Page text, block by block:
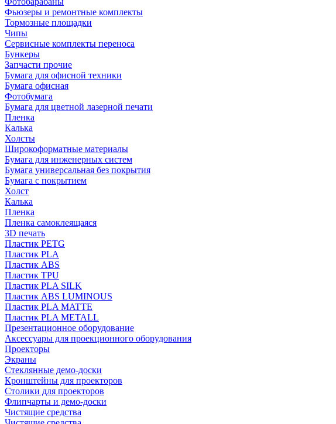
Фьюзеры и ремонтные комплекты
Тормозные площадки
Чипы
Сервисные комплекты переноса
Бункеры
Запчасти прочие
Бумага для офисной техники
Бумага офисная
Фотобумага
Бумага для цветной лазерной печати
Пленка
Калька
Холсты
Широкоформатные материалы
Бумага для инженерных систем
Бумага универсальная без покрытия
Бумага с покрытием
Холст
Калька
Пленка
Пленка самоклеящаяся
3D печать
Пластик PETG
Пластик PLA
Пластик ABS
Пластик TPU
Пластик PLA SILK
Пластик ABS LUMINOUS
Пластик PLA MATTE
Пластик PLA METALL
Презентационное оборудование
Аксессуары для проекционного оборудования
Проекторы
Экраны
Стеклянные демо-доски
Кронштейны для проекторов
Столики для проекторов
Флипчарты и демо-доски
Чистящие средства